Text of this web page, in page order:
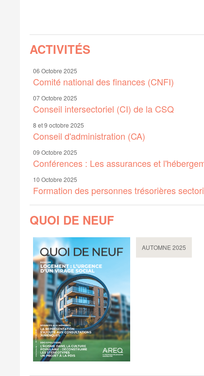
ACTIVITÉS
06 Octobre 2025
Comité national des finances (CNFI)
07 Octobre 2025
Conseil intersectoriel (CI) de la CSQ
8 et 9 octobre 2025
Conseil d'administration (CA)
09 Octobre 2025
Conférences : Les assurances et
10 Octobre 2025
Formation des personnes trésorières
QUOI DE NEUF
AUTOMNE 2025